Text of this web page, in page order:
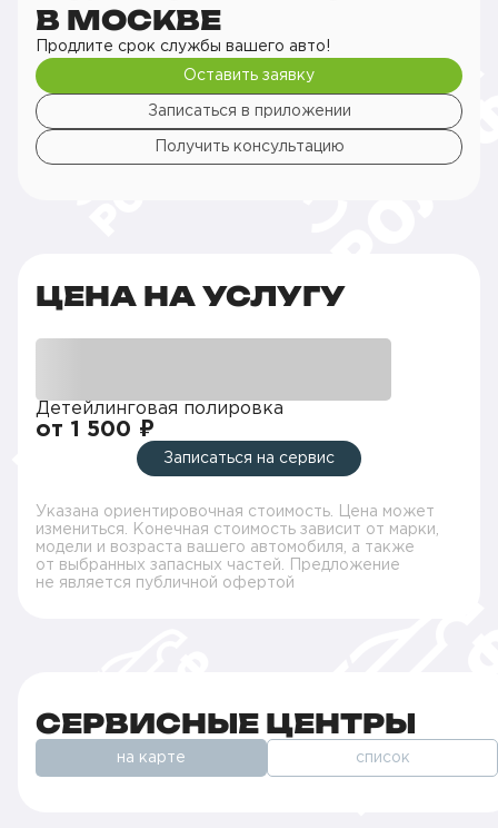
В МОСКВЕ
Продлите срок службы вашего авто!
Оставить заявку
Записаться в приложении
Получить консультацию
ЦЕНА НА УСЛУГУ
Детейлинговая полировка
от 1 500 ₽
Записаться на сервис
Указана ориентировочная стоимость. Цена может
измениться. Конечная стоимость зависит от марки,
модели и возраста вашего автомобиля, а также
от выбранных запасных частей. Предложение
не является публичной офертой
СЕРВИСНЫЕ ЦЕНТРЫ
на карте список